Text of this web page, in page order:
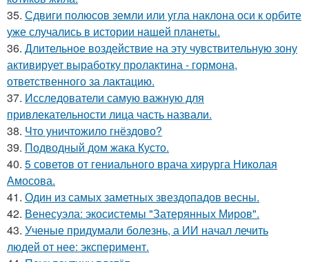
35. Сдвиги полюсов земли или угла наклона оси к орбите
уже случались в истории нашей планеты.
36. Длительное воздействие на эту чувствительную зону
активирует выработку пролактина - гормона,
ответственного за лактацию.
37. Исследователи самую важную для
привлекательности лица часть назвали.
38. Что уничтожило гнёздово?
39. Подводный дом жака Кусто.
40. 5 советов от гениального врача хирурга Николая
Амосова.
41. Один из самых заметных звездопадов весны.
42. Венесуэла: экосистемы "Затерянных Миров".
43. Ученые придумали болезнь, а ИИ начал лечить
людей от нее: эксперимент.